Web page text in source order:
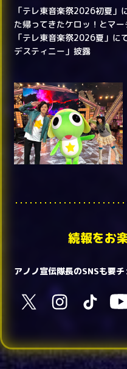
「テレ東音楽祭2026初夏」
た帰ってきたケロッ！とマ
「テレ東音楽祭2026夏」に
デスティニー」披露
続報をお
アノノ宣伝隊長のSNSも要チ